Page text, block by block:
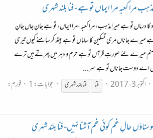
مرا کعبہ مرا ایماں تو ہے - فنا بلند شہری
درماں تو ہے میرا مذہب، مرا کعبہ ،مرا ایماں، تو ہے جانِ جاں جانِ
جاناں مری تسکین کا ساماں تو ہے بیٹھ کر سامنے کیوں تیری
میرے لئے صورتِ قرآں تو ہے حرم و دہر میں پھرتے ہیں ترے
اے دوست جاناں تو ہے سر...
اکتوبر 3، 2017 فنا فنابلند شہری جوابات: 1
فورم:
حالِ غم کوئی غم آشنا نہیں- فنا بلند شہری